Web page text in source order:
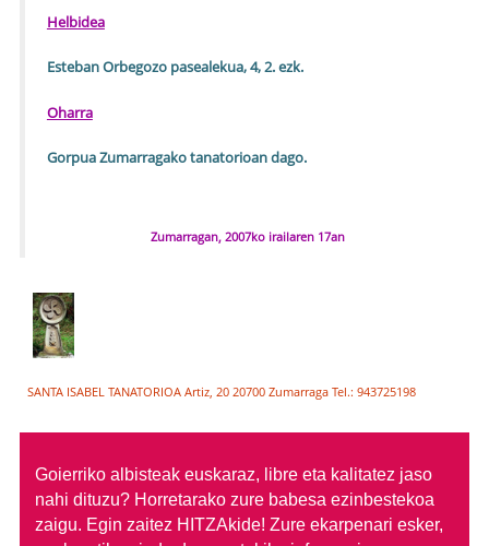
Helbidea
Esteban Orbegozo pasealekua, 4, 2. ezk.
Oharra
Gorpua Zumarragako tanatorioan dago.
Zumarragan, 2007ko irailaren 17an
SANTA ISABEL TANATORIOA Artiz, 20 20700 Zumarraga Tel.: 943725198
Goierriko albisteak euskaraz, libre eta kalitatez jaso
nahi dituzu? Horretarako zure babesa ezinbestekoa
zaigu. Egin zaitez HITZAkide! Zure ekarpenari esker,